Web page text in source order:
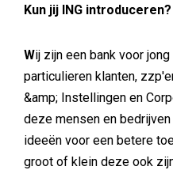
Kun jij ING introduceren?
Wij zijn een bank voor
particulieren klanten,
&amp; Instellingen en
deze mensen en
ideeën voor een betere
groot of klein deze ook